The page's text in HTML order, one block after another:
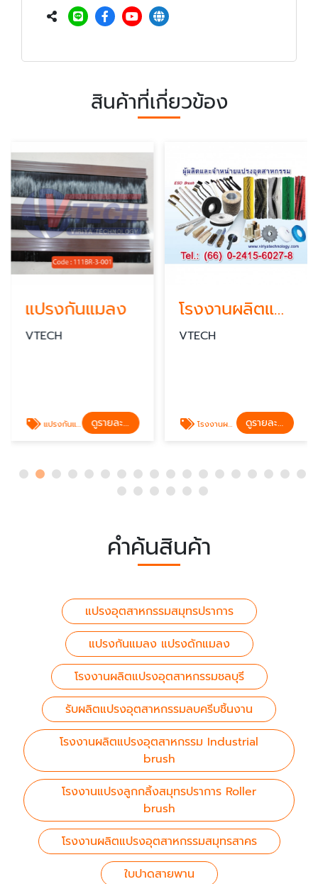
สินค้าที่เกี่ยวข้อง
แปรงกันแมลง
VTECH
แปรงกันแมลง แปรงดักแมลง ดูรายละเอียด
โรงงานผลิตแปรงอุตสาหกรรมชลบุรี
VTECH
โรงงานผลิตแปรงอุตสาหกรรมชลบุรี ดูรายละเอียด
คำค้นสินค้า
แปรงอุตสาหกรรมสมุทรปราการ
แปรงกันแมลง แปรงดักแมลง
โรงงานผลิตแปรงอุตสาหกรรมชลบุรี
รับผลิตแปรงอุตสาหกรรมลบครีบชิ้นงาน
โรงงานผลิตแปรงอุตสาหกรรม Industrial
brush
โรงงานแปรงลูกกลิ้งสมุทรปราการ Roller
brush
โรงงานผลิตแปรงอุตสาหกรรมสมุทรสาคร
ใบปาดสายพาน